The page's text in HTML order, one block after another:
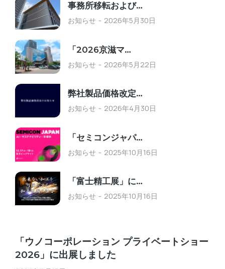
事務所移転および…
お知らせ 2026年5月30日
「2026京滋マ…
お知らせ 2026年5月22日
弊社製品価格改定…
お知らせ 2026年4月30日
「セミコンジャパ…
お知らせ 2025年10月16日
「富士精工展」に…
お知らせ 2025年10月16日
「ウノコーポレーション プライベートショー
2026」に出展しました